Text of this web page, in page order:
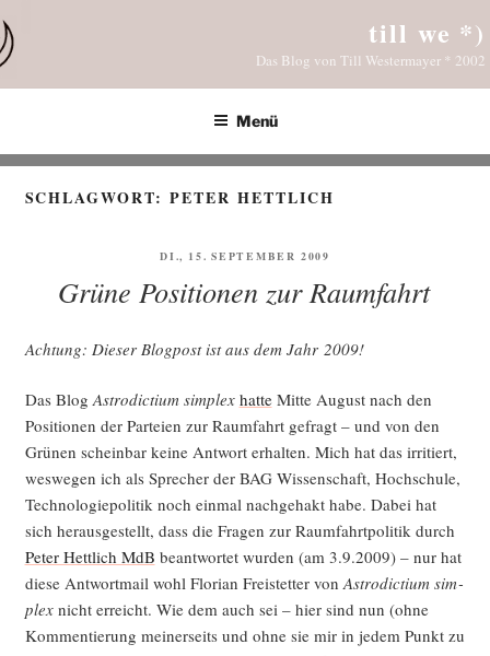
Inhalt
springen
till we *)
Das Blog von Till Westermayer * 2002
Menü
SCHLAGWORT:PETER HETTLICH
VERÖFFENTLICHT
DI., 15. SEPTEMBER 2009
Grüne Positionen zur Raumfahrt
Ach­tung: Die­ser Blog­post ist aus dem Jahr 2009!
Das BlogAstro­dic­ti­um sim­plex hat­teMit­te August nach den
Posi­tio­nen der Par­tei­en zur Raum­fahrt gefragt – und von den
Grü­nen schein­bar kei­ne Ant­wort erhal­ten. Mich hat das irri­tiert,
wes­we­gen ich als Spre­cher der BAG Wis­sen­schaft, Hoch­schu­le,
Tech­no­lo­gie­po­li­tik noch ein­mal nach­ge­hakt habe. Dabei hat
sich her­aus­ge­stellt, dass die Fra­gen zur Raum­fahrt­po­li­tik durch
Peter Hett­lich MdB beant­wor­tet wur­den (am 3.9.2009) – nur hat
die­se Ant­wort­mail wohl Flo­ri­an Frei­stet­ter vonAstro­dic­ti­um sim­
plexnicht erreicht. Wie dem auch sei – hier sind nun (ohne
Kom­men­tie­rung mei­ner­seits und ohne sie mir in jedem Punkt zu